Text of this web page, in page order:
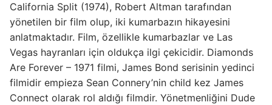
California Split (1974), Robert Altman tarafından
yönetilen bir film olup, iki kumarbazın hikayesini
anlatmaktadır. Film, özellikle kumarbazlar ve Las
Vegas hayranları için oldukça ilgi çekicidir. Diamonds
Are Forever – 1971 filmi, James Bond serisinin yedinci
filmidir empieza Sean Connery’nin child kez James
Connect olarak rol aldığı filmdir. Yönetmenliğini Dude